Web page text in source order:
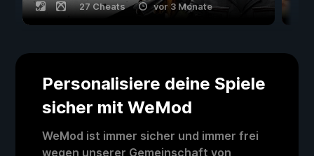
27 Cheats vor 3 Monate
Personalisiere deine Spiele
sicher mit WeMod
WeMod ist immer sicher und immer frei
wegen unserer Gemeinschaft von